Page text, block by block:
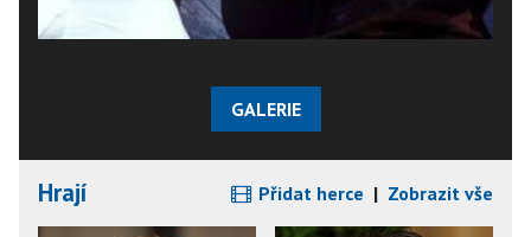
GALERIE
Hrají Přidat herce | Zobrazit vše